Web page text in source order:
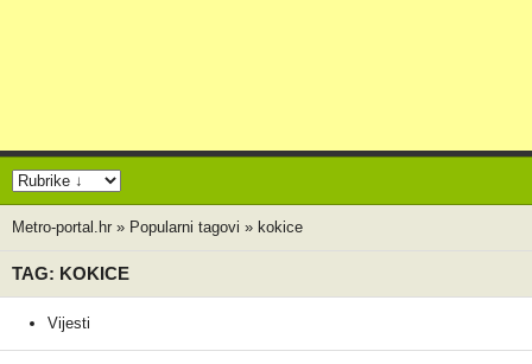
Metro-portal.hr » Popularni tagovi » kokice
TAG: KOKICE
Vijesti